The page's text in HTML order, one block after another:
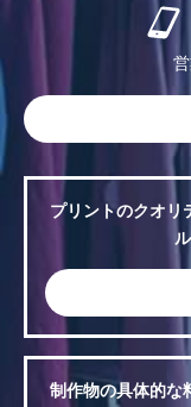
プリントのクオリ
制作物の具体的な